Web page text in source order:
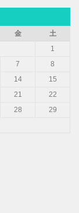
金
土
1
7
8
14
15
21
22
28
29